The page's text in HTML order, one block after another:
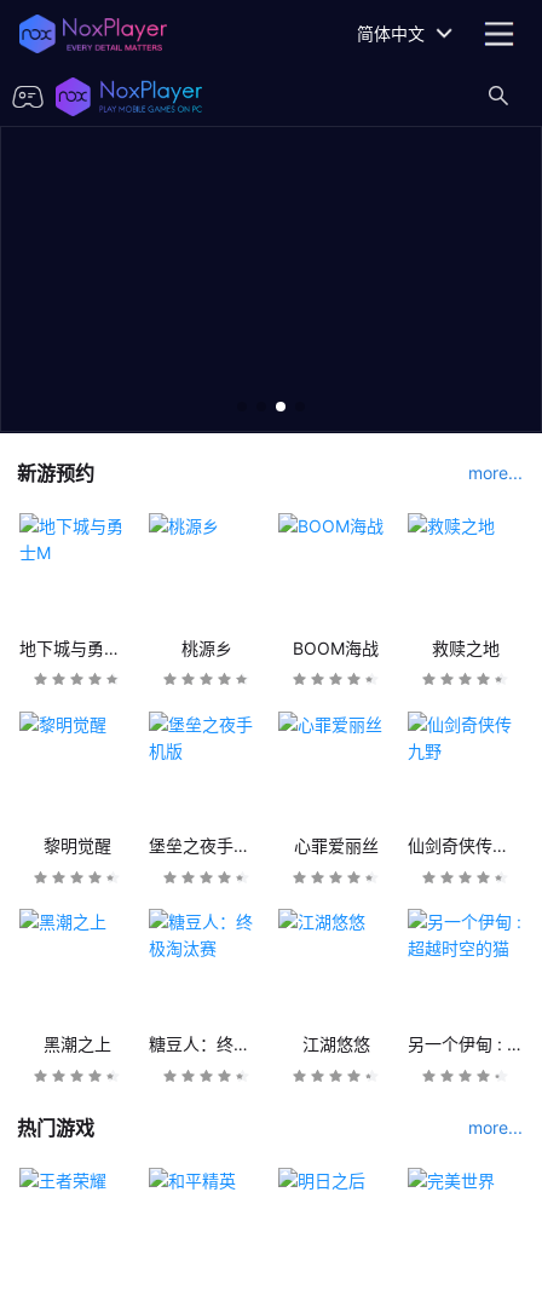
简体中文
新游预约 more...
地下城与勇士M 桃源乡 BOOM海战 救赎之地
黎明觉醒 堡垒之夜手机版 心罪爱丽丝 仙剑奇侠传九野
黑潮之上 糖豆人：终极淘汰赛 江湖悠悠 另一个伊甸 : 超越时空的猫
热门游戏 more...